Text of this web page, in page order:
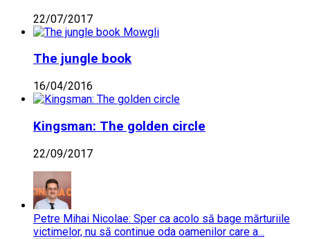
22/07/2017
The jungle book
16/04/2016
Kingsman: The golden circle
22/09/2017
Petre Mihai Nicolae: Sper ca acolo să bage mărturiile
victimelor, nu să continue oda oamenilor care a...